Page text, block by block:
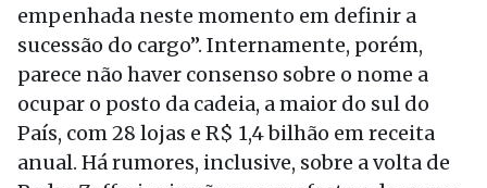
empenhada neste momento em definir a
sucessão do cargo”. Internamente, porém,
parece não haver consenso sobre o nome a
ocupar o posto da cadeia, a maior do sul do
País, com 28 lojas e R$ 1,4 bilhão em receita
anual. Há rumores, inclusive, sobre a volta de